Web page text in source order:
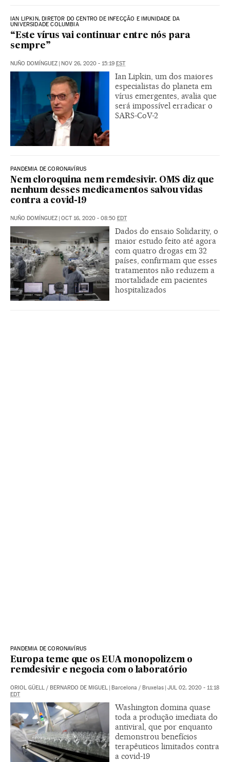
IAN LIPKIN, DIRETOR DO CENTRO DE INFECÇÃO E IMUNIDADE DA
UNIVERSIDADE COLUMBIA
“Este vírus vai continuar entre nós para
sempre”
NUÑO DOMÍNGUEZ NOV 26, 2020 - 15:19 EST
Ian Lipkin, um dos maiores
especialistas do planeta em
vírus emergentes, avalia que
será impossível erradicar o
SARS-CoV-2
PANDEMIA DE CORONAVÍRUS
Nem cloroquina nem remdesivir. OMS diz que
nenhum desses medicamentos salvou vidas
contra a covid-19
NUÑO DOMÍNGUEZ OCT 16, 2020 - 08:50 EDT
Dados do ensaio Solidarity, o
maior estudo feito até agora
com quatro drogas em 32
países, confirmam que esses
tratamentos não reduzem a
mortalidade em pacientes
hospitalizados
PANDEMIA DE CORONAVÍRUS
Europa teme que os EUA monopolizem o
remdesivir e negocia com o laboratório
ORIOL GÜELL / BERNARDO DE MIGUEL Barcelona / Bruxelas JUL 02, 2020 - 11:18
EDT
Washington domina quase
toda a produção imediata do
antiviral, que por enquanto
demonstrou benefícios
terapêuticos limitados contra
a covid-19